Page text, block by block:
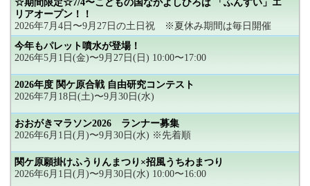
☆期間限定☆7/4〜こどもの国なかよしひろば 「ふんすい」エ
リアオープン！！
2026年7月4日〜9月27日の土日祝 ※夏休み期間は毎日開催
今年もパレット噴水が登場！
2026年5月1日(金)〜9月27日(日) 10:00〜17:00
2026年度 関ケ原合戦 自由研究コンテスト
2026年7月18日(土)〜9月30日(水)
おおがきマラソン2026 ランナー募集
2026年6月1日(月)〜9月30日(水) ※先着順
関ケ原願掛けふうりんまつり×招風うちわまつり
2026年6月1日(月)〜9月30日(水) 10:00〜16:00